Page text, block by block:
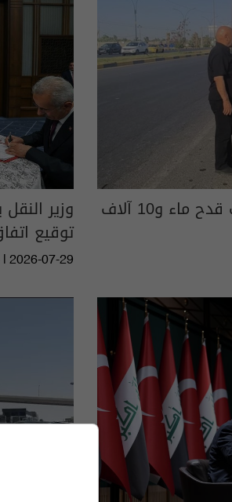
النقل: توزيع مليون و250 ألف قدح ماء و10 آلاف وزير
توقيع
| 2026-07-29